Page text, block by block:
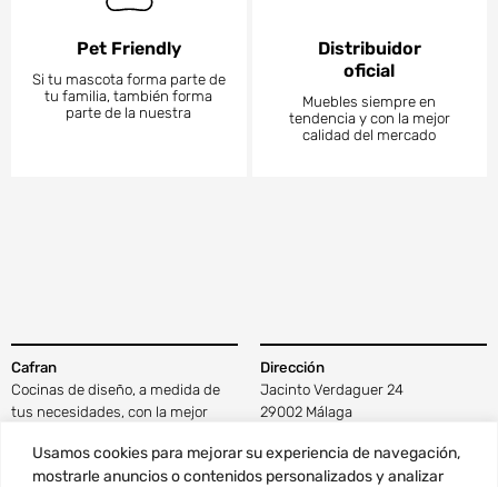
Usamos cookies para mejorar su experiencia de navegación,
mostrarle anuncios o contenidos personalizados y analizar
Pet Friendly
Si tu mascota forma parte de
tu familia, también forma
parte de la nuestra
Distribuidor
oficial
Muebles siempre en
tendencia y con la mejor
calidad del mercado
Cafran
Cocinas de diseño, a medida de
tus necesidades, con la mejor
que disfrutarás cada día.
Dirección
Jacinto Verdaguer 24
29002 Málaga